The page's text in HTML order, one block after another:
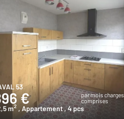
53
€
par mois charges
comprises
m2 , Appartement , 4 pcs